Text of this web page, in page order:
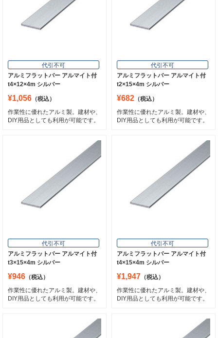
代引不可
アルミフラットバー アルマイト付
t4×12×4m シルバー
¥1,056 （税込）
作業性に優れたアルミ製。建材や、
DIY用品としても利用が可能です。
代引不可
アルミフラットバー アルマイト付
t2×15×4m シルバー
¥682 （税込）
作業性に優れたアルミ製。建材や、
DIY用品としても利用が可能です。
代引不可
アルミフラットバー アルマイト付
t3×15×4m シルバー
¥946 （税込）
作業性に優れたアルミ製。建材や、
DIY用品としても利用が可能です。
代引不可
アルミフラットバー アルマイト付
t4×15×4m シルバー
¥1,947 （税込）
作業性に優れたアルミ製。建材や、
DIY用品としても利用が可能です。